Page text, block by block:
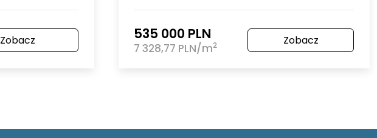
Zobacz 535 000 PLN
7 328,77 PLN/m2 Zobacz